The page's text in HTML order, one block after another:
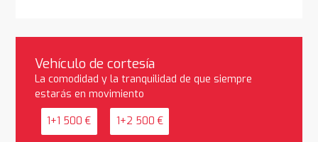
Vehículo de cortesía
La comodidad y la tranquilidad de que siempre
estarás en movimiento
1+1 500 € 1+2 500 €